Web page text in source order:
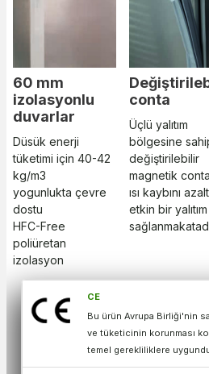
60 mm
izolasyonlu
duvarlar
Düsük enerji
tüketimi için 40-42
kg/m3
yogunlukta çevre
dostu
HFC-Free
poliüretan
izolasyon
conta
Üçlü yalıtım
bölgesine
değiştirilebilir
magnetik
ısı kaybını
etkin bir yalıtım
CE
Bu ürün Avrupa Birliği'nin
ve tüketicinin korunması
temel gerekliliklere